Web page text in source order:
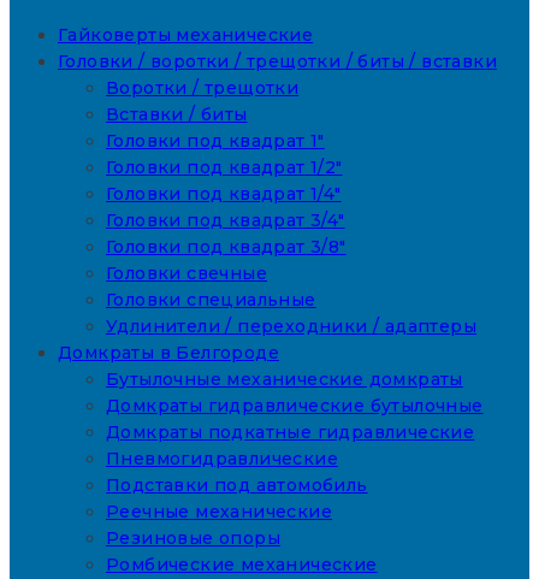
Гайковерты механические
Головки / воротки / трещотки / биты / вставки
Воротки / трещотки
Вставки / биты
Головки под квадрат 1"
Головки под квадрат 1/2"
Головки под квадрат 1/4"
Головки под квадрат 3/4"
Головки под квадрат 3/8"
Головки свечные
Головки специальные
Удлинители / переходники / адаптеры
Домкраты в Белгороде
Бутылочные механические домкраты
Домкраты гидравлические бутылочные
Домкраты подкатные гидравлические
Пневмогидравлические
Подставки под автомобиль
Реечные механические
Резиновые опоры
Ромбические механические